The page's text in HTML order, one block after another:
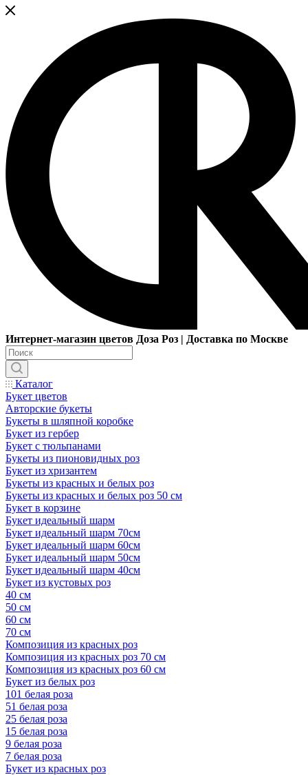
Интернет-магазин цветов Доза Роз | Доставка по Москве
Каталог
Букет цветов
Авторские букеты
Букеты в шляпной коробке
Букет из гербер
Букет с тюльпанами
Букеты из пионовидных роз
Букет из хризантем
Букеты из красных и белых роз
Букеты из красных и белых роз 50 см
Букет в корзине
Букет идеальный шарм
Букет идеальный шарм 70см
Букет идеальный шарм 60см
Букет идеальный шарм 50см
Букет идеальный шарм 40см
Букет из кустовых роз
40 см
50 см
60 см
70 см
Композиция из красных роз
Композиция из красных роз 70 см
Композиция из красных роз 60 см
Букет из белых роз
101 белая роза
51 белая роза
25 белая роза
15 белая роза
9 белая роза
7 белая роза
Букет из красных роз